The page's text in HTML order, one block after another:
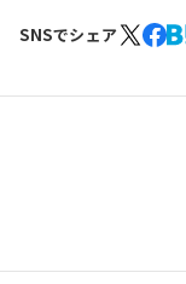
SNSでシェア